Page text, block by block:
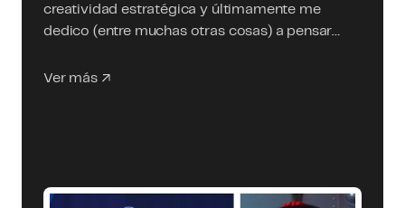
creatividad estratégica y últimamente me
dedico (entre muchas otras cosas) a pensar…
Ver más